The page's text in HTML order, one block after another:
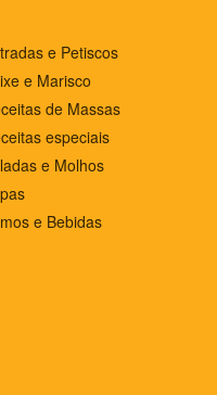
e Petiscos
e Marisco
de Massas
especiais
e Molhos
e Bebidas